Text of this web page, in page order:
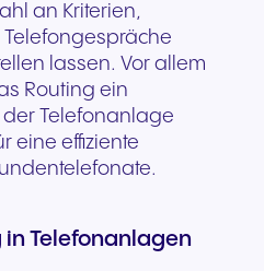
an Kriterien,
lassen. Vor allem
Routing ein
Telefonanlage
eine effiziente
in Telefonanlagen